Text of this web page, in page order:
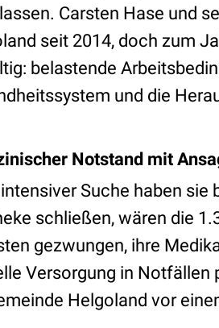
Carsten Hase und
seit 2014, doch zum
belastende
und die
Notstand mit
Suche haben
schließen, wären die
gezwungen, ihre
Versorgung in
Helgoland vor